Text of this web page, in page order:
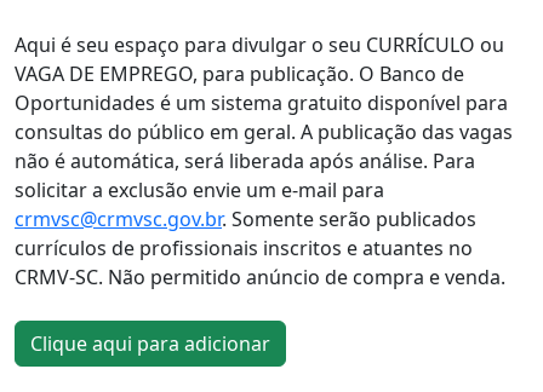
Aqui é seu espaço para divulgar o seu CURRÍCULO ou
VAGA DE EMPREGO, para publicação. O Banco de
Oportunidades é um sistema gratuito disponível para
consultas do público em geral. A publicação das vagas
não é automática, será liberada após análise. Para
solicitar a exclusão envie um e-mail para
crmvsc@crmvsc.gov.br. Somente serão publicados
currículos de profissionais inscritos e atuantes no
CRMV-SC. Não permitido anúncio de compra e venda.
Clique aqui para adicionar